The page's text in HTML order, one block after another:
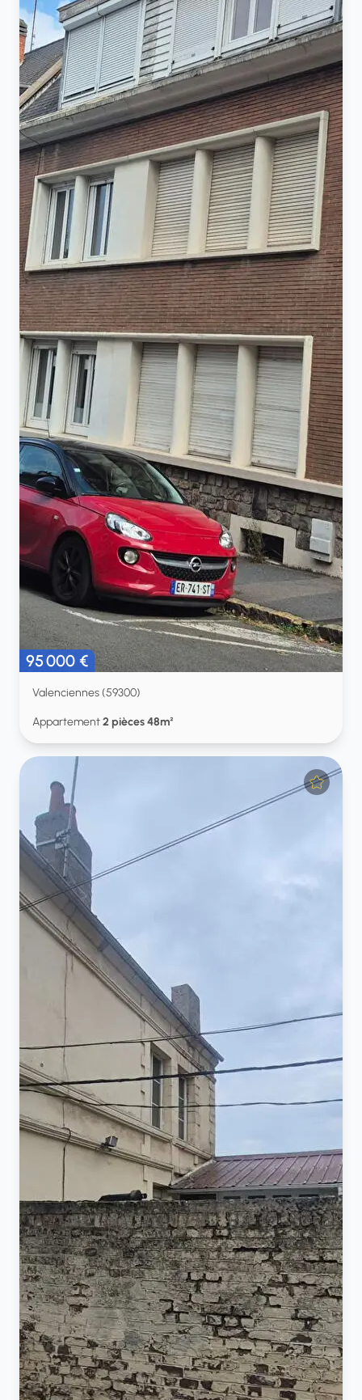
95 000 €
Valenciennes (59300)
Appartement2 pièces 48m²